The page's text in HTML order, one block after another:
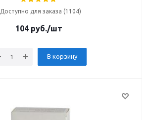
Доступно для заказа (1104)
104руб./шт
В корзину